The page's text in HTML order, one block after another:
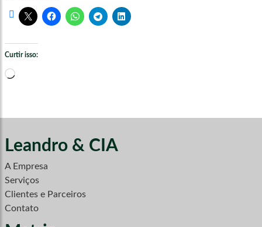
Curtir isso:
Carregando...
Leandro & CIA
A Empresa
Serviços
Clientes e Parceiros
Contato